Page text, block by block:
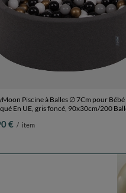
Piscine à Balles ∅ 7Cm pour Bébé
En UE, gris foncé, 90x30cm/200
€ / item